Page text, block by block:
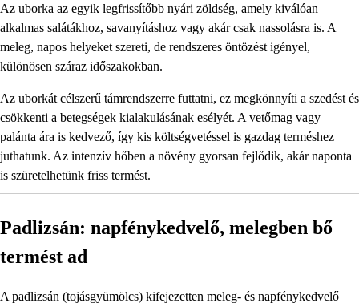
Az uborka az egyik legfrissítőbb nyári zöldség, amely kiválóan
alkalmas salátákhoz, savanyításhoz vagy akár csak nassolásra is. A
meleg, napos helyeket szereti, de rendszeres öntözést igényel,
különösen száraz időszakokban.
Az uborkát célszerű támrendszerre futtatni, ez megkönnyíti a szedést és
csökkenti a betegségek kialakulásának esélyét. A vetőmag vagy
palánta ára is kedvező, így kis költségvetéssel is gazdag terméshez
juthatunk. Az intenzív hőben a növény gyorsan fejlődik, akár naponta
is szüretelhetünk friss termést.
Padlizsán: napfénykedvelő, melegben bő
termést ad
A padlizsán (tojásgyümölcs) kifejezetten meleg- és napfénykedvelő